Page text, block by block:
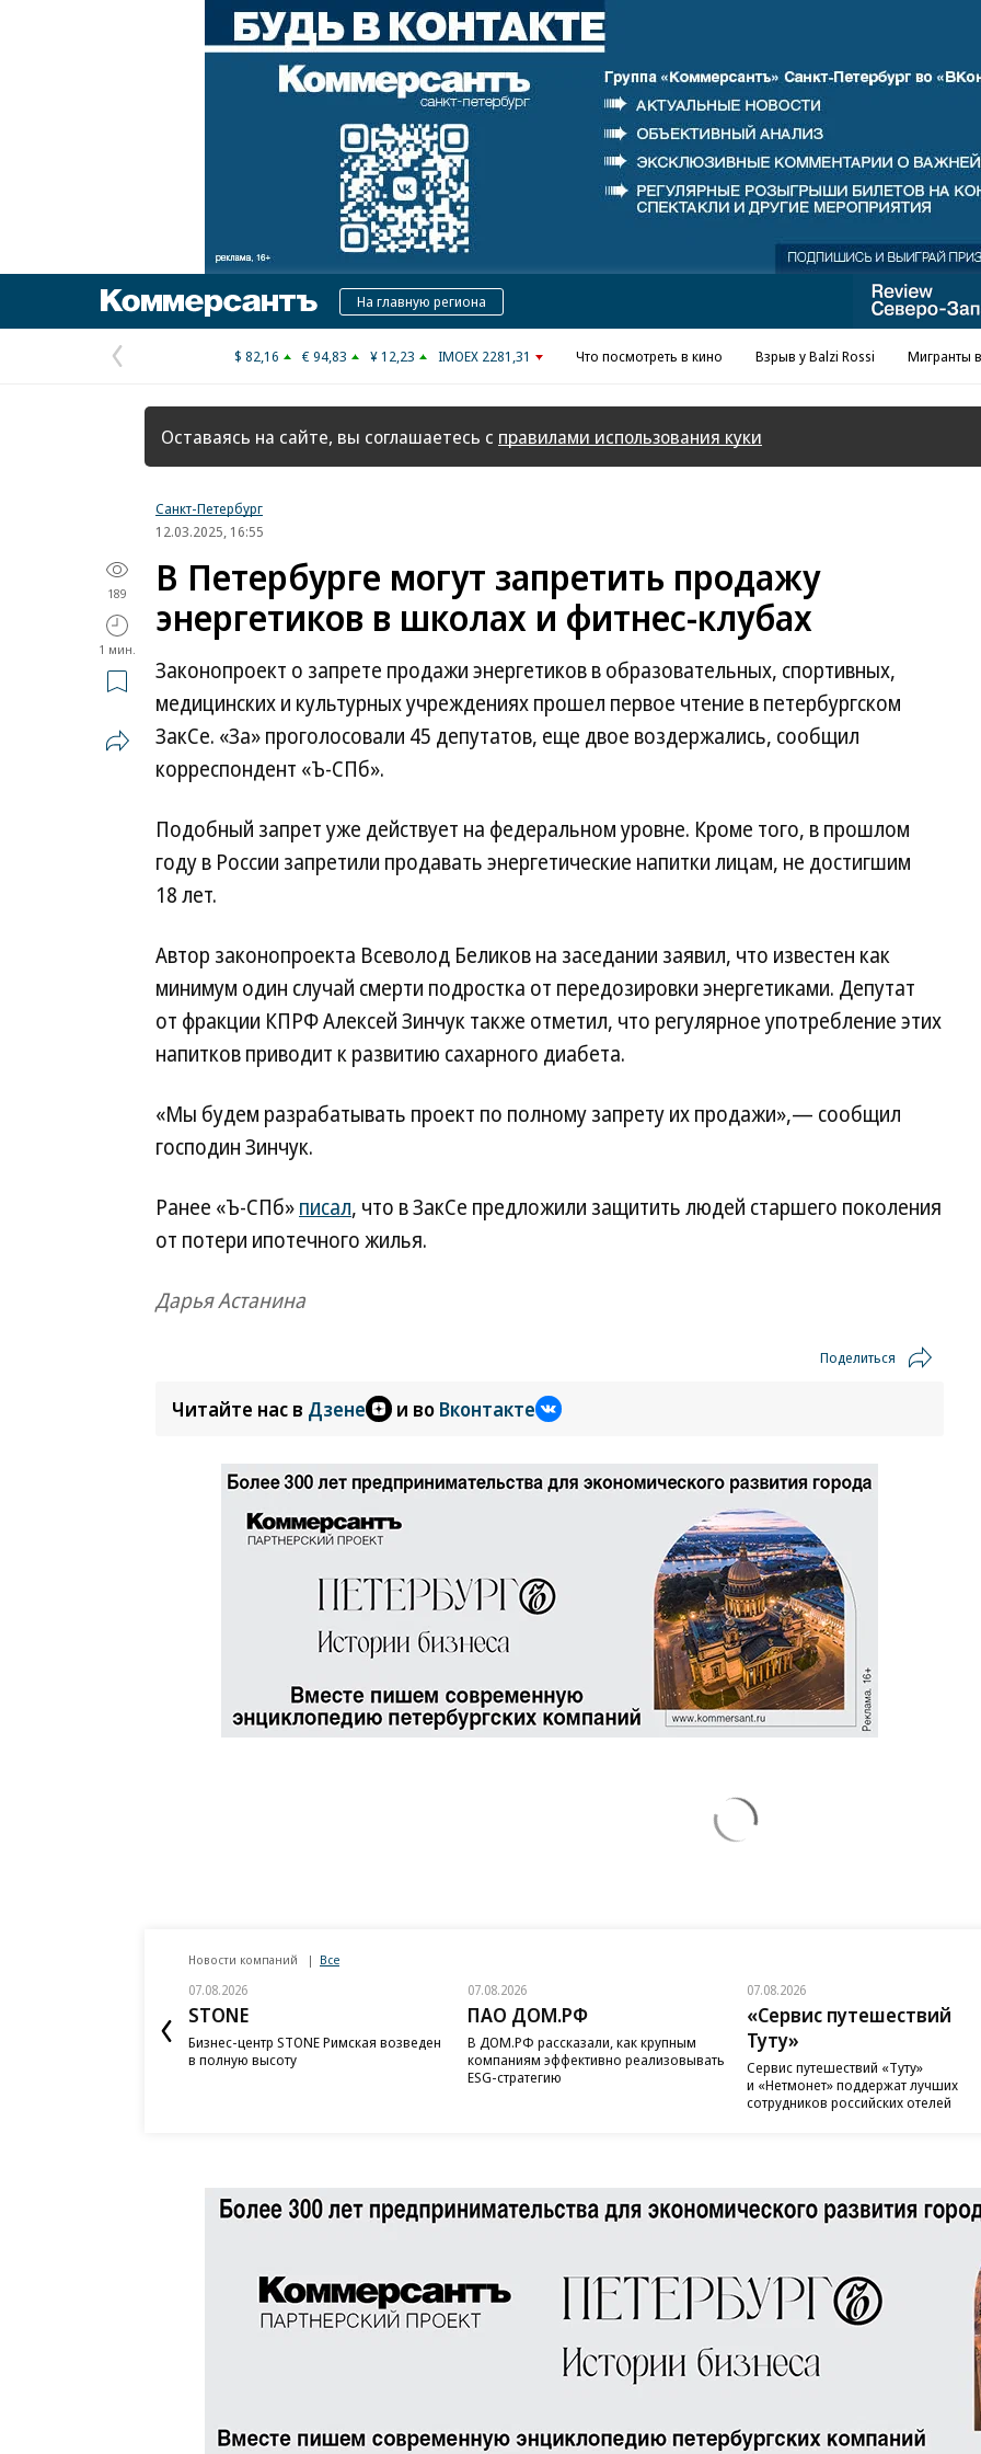
Реклама в «Ъ» www.kommersant.ru/ad
КоммерсантъНа главную региона
Предыдущая
страница
$ 82,16 € 94,83 ¥ 12,23 IMOEX 2281,31 Что посмотреть в кино Взрыв у Balzi Rossi Мигранты
Оставаясь на сайте, вы соглашаетесь с правилами использования куки
Санкт-Петербург
12.03.2025, 16:55
189
1 мин.
В Петербурге могут запретить продажу
энергетиков в школах и фитнес-клубах
Законопроект о запрете продажи энергетиков в образовательных, спортивных,
медицинских и культурных учреждениях прошел первое чтение в петербургском
ЗакСе. «За» проголосовали 45 депутатов, еще двое воздержались, сообщил
корреспондент «Ъ-СПб».
Подобный запрет уже действует на федеральном уровне. Кроме того, в прошлом
году в России запретили продавать энергетические напитки лицам, не достигшим
18 лет.
Автор законопроекта Всеволод Беликов на заседании заявил, что известен как
минимум один случай смерти подростка от передозировки энергетиками. Депутат
от фракции КПРФ Алексей Зинчук также отметил, что регулярное употребление этих
напитков приводит к развитию сахарного диабета.
«Мы будем разрабатывать проект по полному запрету их продажи»,— сообщил
господин Зинчук.
Ранее «Ъ-СПб»писал, что в ЗакСе предложили защитить людей старшего поколения
от потери ипотечного жилья.
Дарья Астанина
Поделиться
Читайте нас в Дзене и во Вконтакте
Новости компаний Все
07.08.2026
STONE
Бизнес-центр STONE Римская возведен
в полную высоту
07.08.2026
ПАО ДОМ.РФ
В ДОМ.РФ рассказали, как крупным
компаниям эффективно реализовывать
ESG-стратегию
07.08.2026
«Сервис путешествий
Туту»
Сервис путешествий «Туту»
и «Нетмонет» поддержат лучших
сотрудников российских отелей